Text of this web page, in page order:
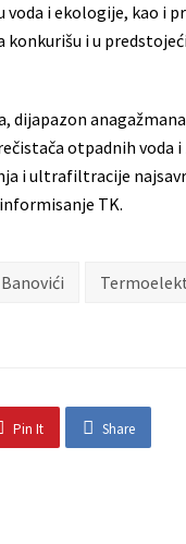
voda i ekologije, kao i
i u
otpadnih
i ultrafiltracije
TK.
Pin It Share